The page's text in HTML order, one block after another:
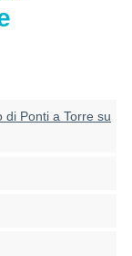
Ponti a Torre su